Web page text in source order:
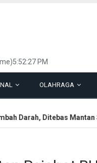
PM
OLAHRAGA
Darah, Ditebas Mantan